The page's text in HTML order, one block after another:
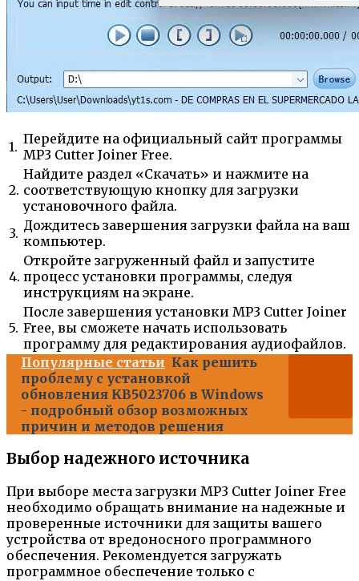
1. Перейдите на официальный сайт программы
MP3 Cutter Joiner Free.
2.
Найдите раздел «Скачать» и нажмите на
соответствующую кнопку для загрузки
установочного файла.
3. Дождитесь завершения загрузки файла на ваш
компьютер.
4.
Откройте загруженный файл и запустите
процесс установки программы, следуя
инструкциям на экране.
5.
После завершения установки MP3 Cutter Joiner
Free, вы сможете начать использовать
программу для редактирования аудиофайлов.
Популярные статьи Как решить
проблему с установкой
обновления KB5023706 в Windows
- подробный обзор возможных
причин и методов решения
Выбор надежного источника
При выборе места загрузки MP3 Cutter Joiner Free
необходимо обращать внимание на надежные и
проверенные источники для защиты вашего
устройства от вредоносного программного
обеспечения. Рекомендуется загружать
программное обеспечение только с